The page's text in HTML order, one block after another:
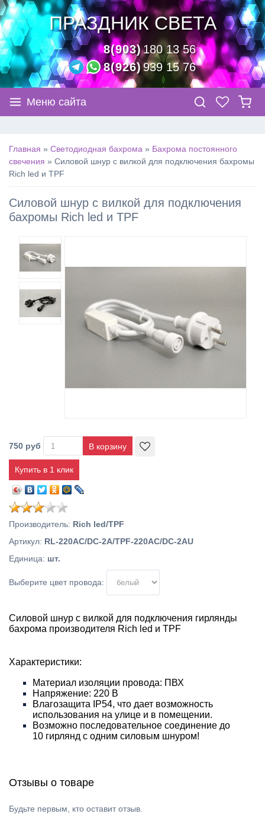
ПРАЗДНИК СВЕТА
8(903)180 13 56
8(926)939 15 76
Меню сайта
Главная » Светодиодная бахрома » Бахрома постоянного
свечения » Силовой шнур с вилкой для подключения бахромы
Rich led и TPF
Силовой шнур с вилкой для подключения
бахромы Rich led и TPF
750 руб
Купить в 1 клик
Производитель: Rich led/TPF
Артикул: RL-220AC/DC-2A/TPF-220AC/DC-2AU
Единица: шт.
Выберите цвет провода:
Силовой шнур с вилкой для подключения гирлянды
бахрома производителя Rich led и TPF
Характеристики:
Материал изоляции провода: ПВХ
Напряжение: 220 В
Влагозащита IP54, что дает возможность
использования на улице и в помещении.
Возможно последовательное соединение до
10 гирлянд с одним силовым шнуром!
Отзывы о товаре
Будьте первым, кто оставит отзыв.